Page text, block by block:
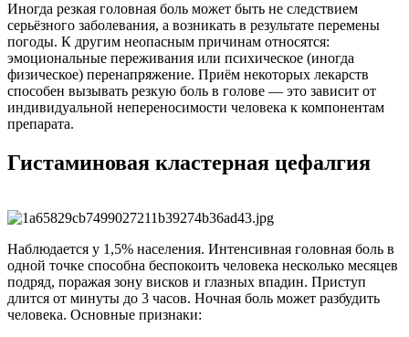
Иногда резкая головная боль может быть не следствием
серьёзного заболевания, а возникать в результате перемены
погоды. К другим неопасным причинам относятся:
эмоциональные переживания или психическое (иногда
физическое) перенапряжение. Приём некоторых лекарств
способен вызывать резкую боль в голове — это зависит от
индивидуальной непереносимости человека к компонентам
препарата.
Гистаминовая кластерная цефалгия
Наблюдается у 1,5% населения. Интенсивная головная боль в
одной точке способна беспокоить человека несколько месяцев
подряд, поражая зону висков и глазных впадин. Приступ
длится от минуты до 3 часов. Ночная боль может разбудить
человека. Основные признаки: